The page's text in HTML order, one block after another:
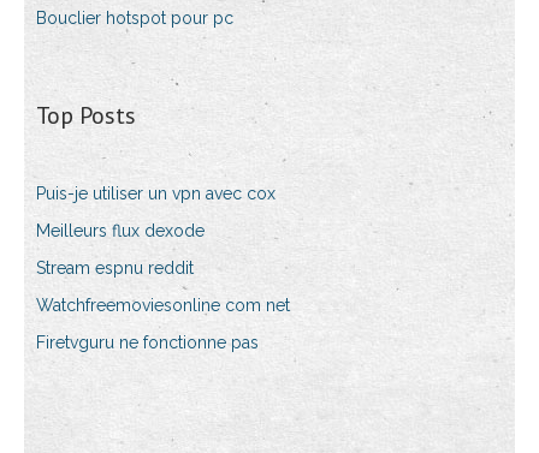
Bouclier hotspot pour pc
Top Posts
Puis-je utiliser un vpn avec cox
Meilleurs flux dexode
Stream espnu reddit
Watchfreemoviesonline com net
Firetvguru ne fonctionne pas